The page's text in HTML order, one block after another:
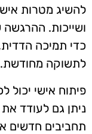
להשיג מטרות
ושייכות.
כדי תמיכה
לתשוקה מחודשת.
פיתוח אישי יכול
ניתן גם לעודד
תחביבים חדשים